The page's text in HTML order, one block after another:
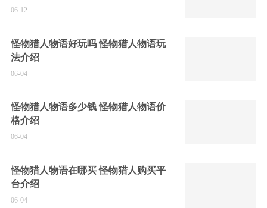
06-12
怪物猎人物语好玩吗 怪物猎人物语玩
法介绍
06-04
怪物猎人物语多少钱 怪物猎人物语价
格介绍
06-04
怪物猎人物语在哪买 怪物猎人购买平
台介绍
06-04